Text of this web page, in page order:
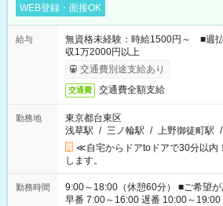
WEB登録・面接OK
給与
無資格未経験：時給1500円～ ■週
収1万2000円以上
交通費別途支給あり
交通費 交通費全額支給
勤務地
東京都台東区
浅草駅 / 三ノ輪駅 / 上野御徒町駅 /
≪自宅からドアtoドアで30分以
します。
勤務時間
9:00～18:00（休憩60分） ■ご希望があれば下記シフトもOK！
早番 7:00～16:00 遅番 10:00～19:00 「家族と休みを合わせた